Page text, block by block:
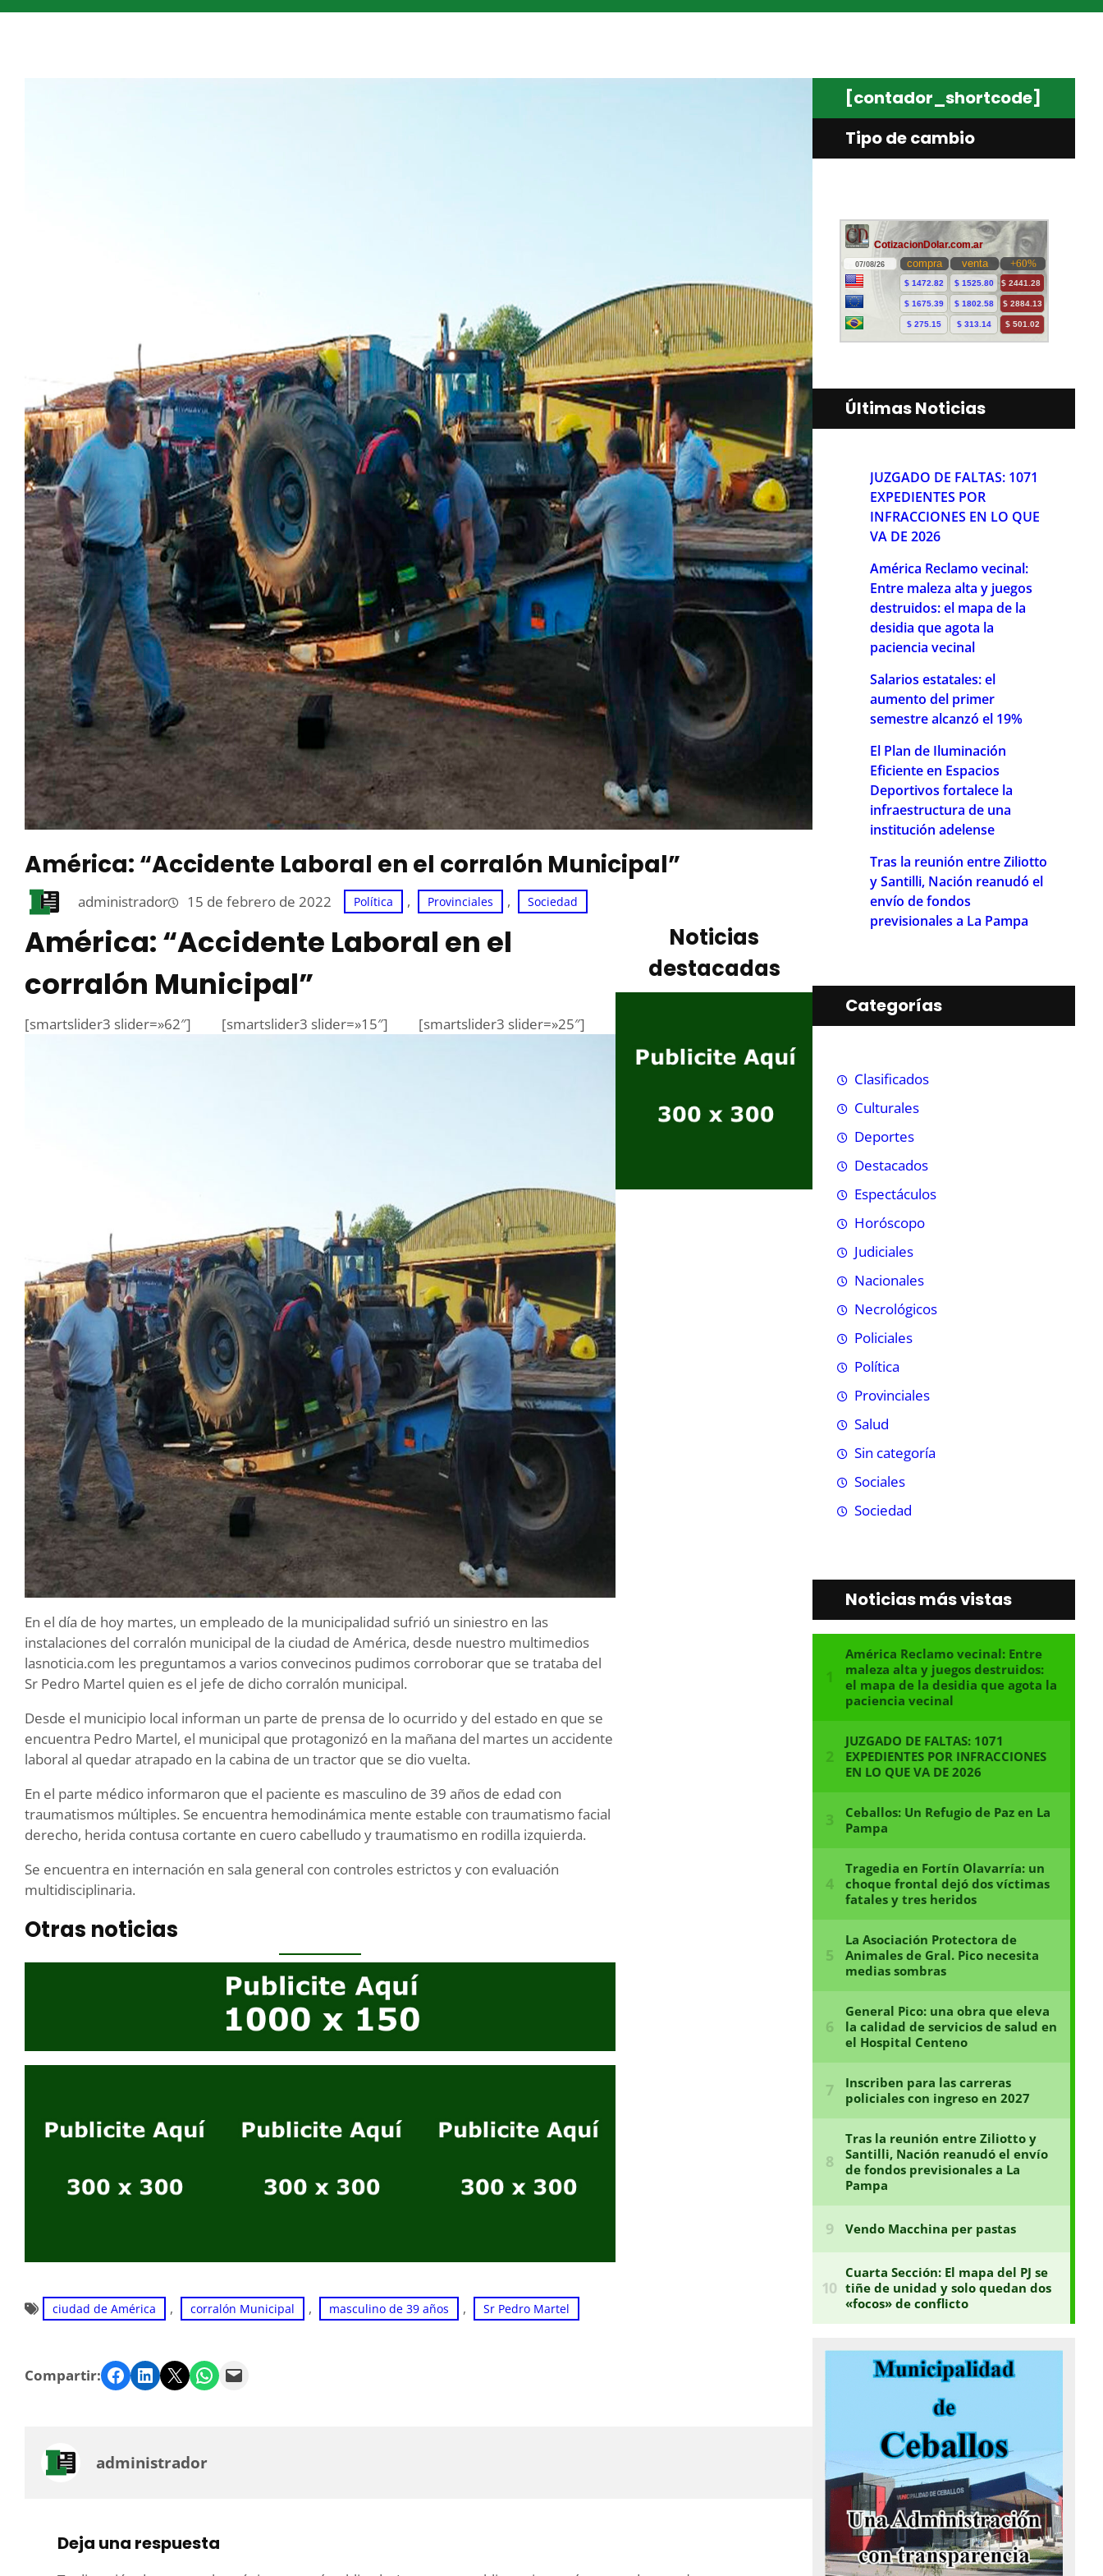
América: “Accidente Laboral en el corralón Municipal”
administrador 15 de febrero de 2022 Política , Provinciales , Sociedad
América: “Accidente Laboral en el
corralón Municipal”
[smartslider3 slider=»62″] [smartslider3 slider=»15″] [smartslider3 slider=»25″]
En el día de hoy martes, un empleado de la municipalidad sufrió un siniestro en las
instalaciones del corralón municipal de la ciudad de América, desde nuestro multimedios
lasnoticia.com les preguntamos a varios convecinos pudimos corroborar que se trataba del
Sr Pedro Martel quien es el jefe de dicho corralón municipal.
Desde el municipio local informan un parte de prensa de lo ocurrido y del estado en que se
encuentra Pedro Martel, el municipal que protagonizó en la mañana del martes un accidente
laboral al quedar atrapado en la cabina de un tractor que se dio vuelta.
En el parte médico informaron que el paciente es masculino de 39 años de edad con
traumatismos múltiples. Se encuentra hemodinámica mente estable con traumatismo facial
derecho, herida contusa cortante en cuero cabelludo y traumatismo en rodilla izquierda.
Se encuentra en internación en sala general con controles estrictos y con evaluación
multidisciplinaria.
Otras noticias
Noticias
destacadas
ciudad de América , corralón Municipal , masculino de 39 años , Sr Pedro Martel
Compartir: Facebook LinkedIn Twitter WhatsApp Email
administrador
Deja una respuesta
[contador_shortcode]
Tipo de cambio
Últimas Noticias
JUZGADO DE FALTAS: 1071
EXPEDIENTES POR
INFRACCIONES EN LO QUE
VA DE 2026
América Reclamo vecinal:
Entre maleza alta y juegos
destruidos: el mapa de la
desidia que agota la
paciencia vecinal
Salarios estatales: el
aumento del primer
semestre alcanzó el 19%
El Plan de Iluminación
Eficiente en Espacios
Deportivos fortalece la
infraestructura de una
institución adelense
Tras la reunión entre Ziliotto
y Santilli, Nación reanudó el
envío de fondos
previsionales a La Pampa
Categorías
Clasificados
Culturales
Deportes
Destacados
Espectáculos
Horóscopo
Judiciales
Nacionales
Necrológicos
Policiales
Política
Provinciales
Salud
Sin categoría
Sociales
Sociedad
Noticias más vistas